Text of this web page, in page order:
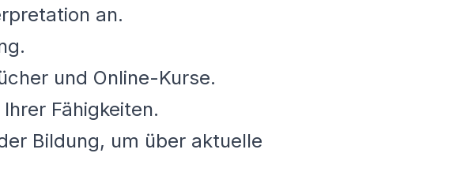
an.
und Online-Kurse.
Fähigkeiten.
Bildung, um über aktuelle